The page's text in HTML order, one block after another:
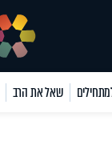
שאל את הרב